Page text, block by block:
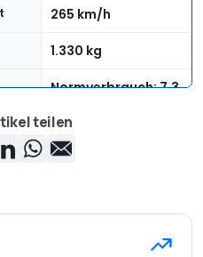
265 km/h
1.330 kg
Normverbrauch: 7,3
167 g/km CO2
teilen